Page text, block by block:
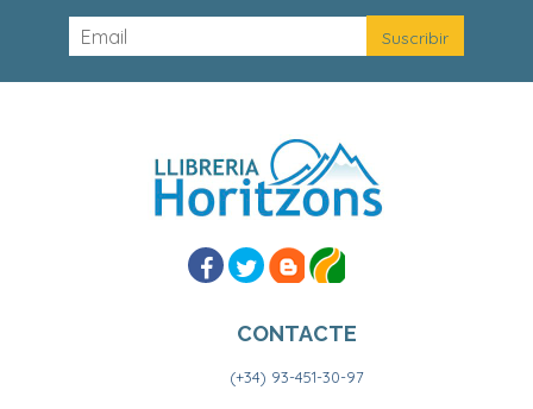
CONTACTE
(+34) 93-451-30-97